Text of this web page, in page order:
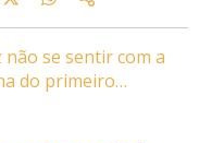
não se sentir com a
do primeiro…